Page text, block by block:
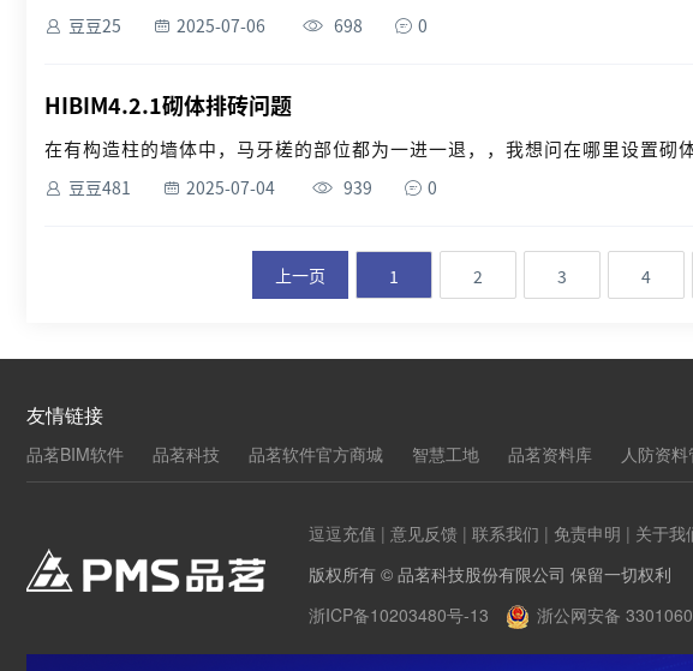
豆豆25 2025-07-06 698 0
HIBIM4.2.1砌体排砖问题
在有构造柱的墙体中，马牙槎的部位都为一进一退，，我想问在哪里设置砌
豆豆481 2025-07-04 939 0
上一页 1 2 3 4
友情链接
品茗BIM软件 品茗科技 品茗软件官方商城 智慧工地 品茗资料库 人防资料
逗逗充值 | 意见反馈 | 联系我们 | 免责申明 | 关于我
版权所有 © 品茗科技股份有限公司 保留一切权利
浙ICP备10203480号-13
浙公网安备